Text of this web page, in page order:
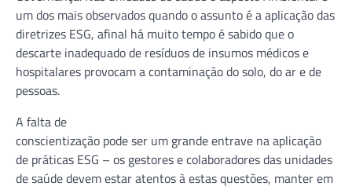
um dos mais observados quando o assunto é a aplicação das
diretrizes ESG, afinal há muito tempo é sabido que o
descarte inadequado de resíduos de insumos médicos e
hospitalares provocam a contaminação do solo, do ar e de
pessoas.
A falta de
conscientização pode ser um grande entrave na aplicação
de práticas ESG – os gestores e colaboradores das unidades
de saúde devem estar atentos à estas questões, manter em